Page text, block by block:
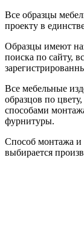
Все образцы
проекту в
Образцы имеют
поиска по сайту,
Все мебельные
образцов по
способами
фурнитуры.
Способ монтажа и
выбирается